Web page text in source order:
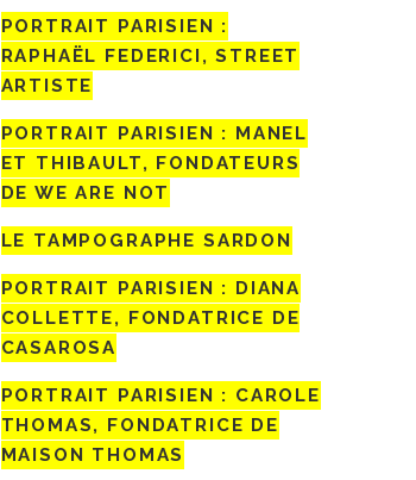
PORTRAIT PARISIEN :
RAPHAËL FEDERICI, STREET
ARTISTE
PORTRAIT PARISIEN : MANEL
ET THIBAULT, FONDATEURS
DE WE ARE NOT
LE TAMPOGRAPHE SARDON
PORTRAIT PARISIEN : DIANA
COLLETTE, FONDATRICE DE
CASAROSA
PORTRAIT PARISIEN : CAROLE
THOMAS, FONDATRICE DE
MAISON THOMAS